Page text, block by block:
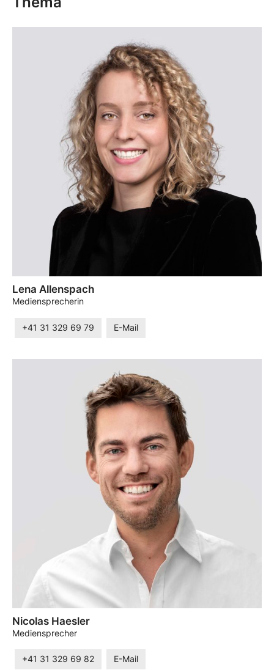
Lena Allenspach
Mediensprecherin
+41 31 329 69 79 E-Mail
Nicolas Haesler
Mediensprecher
+41 31 329 69 82 E-Mail